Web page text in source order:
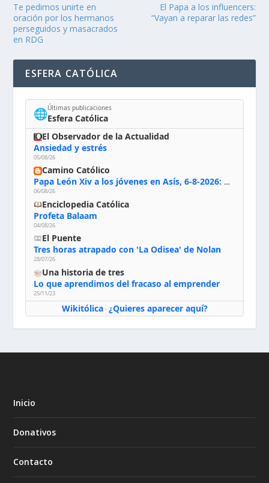
Te pedimos unirte en
oración por los hermanos
perseguidos y masacrados
en RDG
El Papa a los influencers:
“Vayan a reparar las redes”
ESFERA CATÓLICA
🌐Últimas publicaciones
Esfera Católica
El Observador de la Actualidad
Ansiedad y estrés
05/08/26
Camino Católico
Papa León Xiv a los jóvenes en Asís, 6-8-2026: «De san Francisco aprendan la radicalidad evangélica: no los vuelve ciegos ni violentos, sino sensibles, atentos, siempre en el seguimiento de Jesús, humildes y acogiendo a todos»
06/08/26
Enciclopedia Católica
Profeta Balaam
04/08/26
El Puente
Tres horas atrapado con 'La Odisea' de Nolan
28/07/26
Una historia de tres
Lo que aprendimos del fracaso al emprender
25/11/23
Wikitólica· ¿Quieres aparecer aquí?
Inicio
Donativos
Contacto